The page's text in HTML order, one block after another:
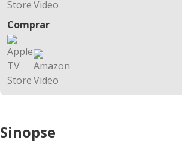
Comprar
Sinopse